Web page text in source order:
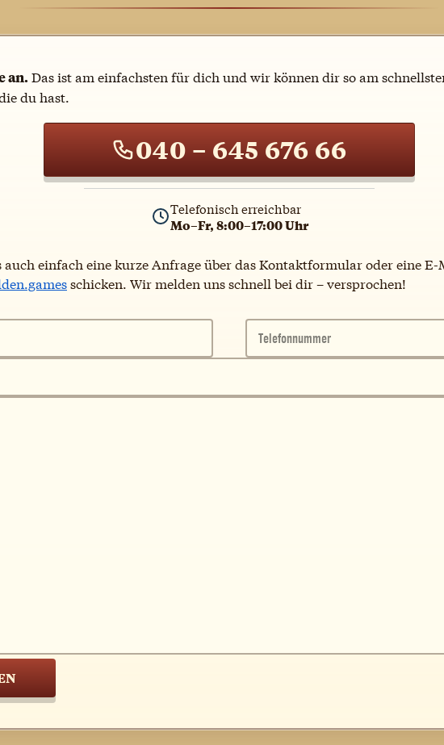
an.Das ist am einfachsten für dich und wir können dir so am
du hast.
040 – 645 676 66
Telefonisch erreichbar
Mo–Fr, 8:00–17:00 Uhr
auch einfach eine kurze Anfrage über das Kontaktformular oder eine E-
schicken. Wir melden uns schnell bei dir – versprochen!